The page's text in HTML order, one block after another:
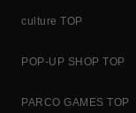
culture TOP
POP-UP SHOP TOP
PARCO GAMES TOP